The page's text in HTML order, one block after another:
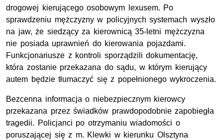
drogowej kierującego osobowym lexusem. Po
sprawdzeniu mężczyzny w policyjnych systemach wyszło
na jaw, że siedzący za kierownicą 35-letni mężczyzna
nie posiada uprawnień do kierowania pojazdami.
Funkcjonariusze z kontroli sporządzili dokumentację,
która zostanie przekazana do sądu, w którym kierujący
autem będzie tłumaczyć się z popełnionego wykroczenia.
Bezcenna informacja o niebezpiecznym kierowcy
przekazana przez świadków prawdopodobnie zapobiegła
tragedii. Policjanci po otrzymaniu wiadomości o
poruszającej się z m. Klewki w kierunku Olsztyna